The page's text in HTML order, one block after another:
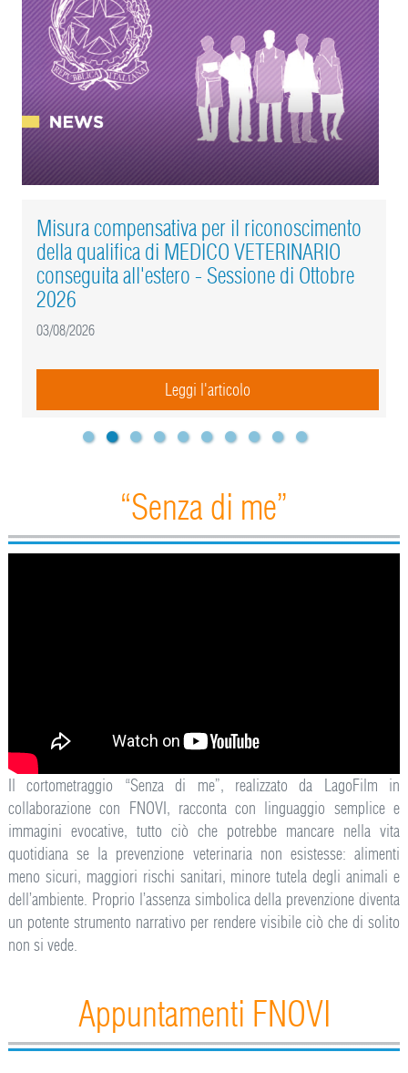
Misura compensativa per il riconoscimento
della qualifica di MEDICO VETERINARIO
conseguita all'estero - Sessione di Ottobre
2026
03/08/2026
Leggi l'articolo
“Senza di me”
Il cortometraggio “Senza di me”, realizzato da LagoFilm in
collaborazione con FNOVI, racconta con linguaggio semplice e
immagini evocative, tutto ciò che potrebbe mancare nella vita
quotidiana se la prevenzione veterinaria non esistesse: alimenti
meno sicuri, maggiori rischi sanitari, minore tutela degli animali e
dell’ambiente. Proprio l’assenza simbolica della prevenzione diventa
un potente strumento narrativo per rendere visibile ciò che di solito
non si vede.
Appuntamenti FNOVI